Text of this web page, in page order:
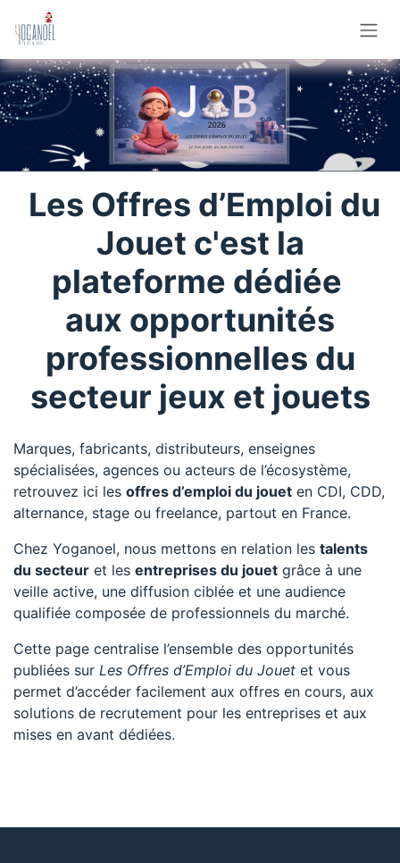
Se rendre au contenu
Les Offres d’Emploi du
Jouet c'est la
plateforme dédiée
aux opportunités
professionnelles du
secteur jeux et jouets
Marques, fabricants, distributeurs, enseignes
spécialisées, agences ou acteurs de l’écosystème,
retrouvez ici les offres d’emploi du jouet en CDI, CDD,
alternance, stage ou freelance, partout en France.
Chez Yoganoel, nous mettons en relation les talents
du secteur et les entreprises du jouet grâce à une
veille active, une diffusion ciblée et une audience
qualifiée composée de professionnels du marché.
Cette page centralise l’ensemble des opportunités
publiées sur Les Offres d’Emploi du Jouet et vous
permet d’accéder facilement aux offres en cours, aux
solutions de recrutement pour les entreprises et aux
mises en avant dédiées.